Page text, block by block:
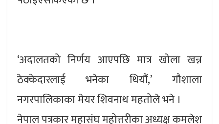
‘अदालतको निर्णय आएपछि मात्र खोला खन्न
ठेक्केदारलाई भनेका थियौं,’ गौशाला
नगरपालिकाका मेयर शिवनाथ महतोले भने ।
नेपाल पत्रकार महासंघ महोत्तरीका अध्यक्ष कमलेश